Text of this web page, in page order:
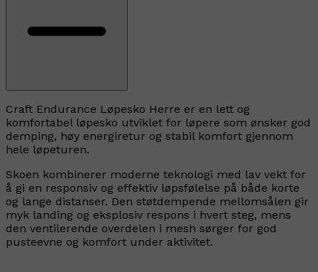
Craft Endurance Løpesko Herre er en lett og
komfortabel løpesko utviklet for løpere som ønsker god
demping, høy energiretur og stabil komfort gjennom
hele løpeturen.
Skoen kombinerer moderne teknologi med lav vekt for
å gi en responsiv og effektiv løpsfølelse på både korte
og lange distanser. Den støtdempende mellomsålen gir
myk landing og eksplosiv respons i hvert steg, mens
den ventilerende overdelen i mesh sørger for god
pusteevne og komfort under aktivitet.